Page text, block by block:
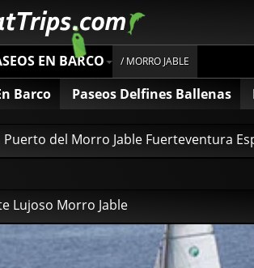
EN BARCO / MORRO JABLE
Barco Paseos Delfines Ballenas
del Morro Jable Fuerteventura
Lujoso Morro Jable